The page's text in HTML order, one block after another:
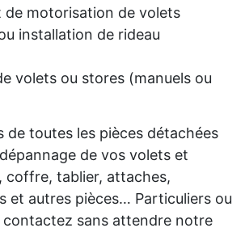
de motorisation de volets
installation de rideau
volets ou stores (manuels ou
de toutes les pièces détachées
de vos volets et
coffre, tablier, attaches,
et autres pièces… Particuliers ou
contactez sans attendre notre